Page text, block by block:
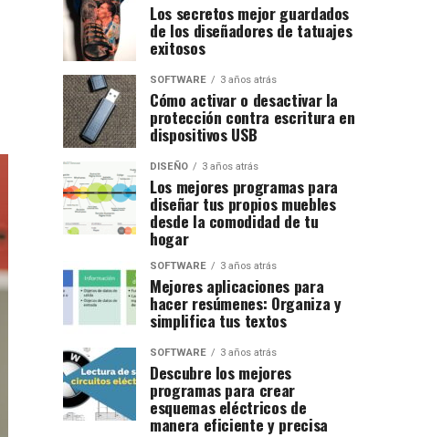
Los secretos mejor guardados
de los diseñadores de tatuajes
exitosos
SOFTWARE 3 años atrás
Cómo activar o desactivar la
protección contra escritura en
dispositivos USB
DISEÑO 3 años atrás
Los mejores programas para
diseñar tus propios muebles
desde la comodidad de tu
hogar
SOFTWARE 3 años atrás
Mejores aplicaciones para
hacer resúmenes: Organiza y
simplifica tus textos
SOFTWARE 3 años atrás
Descubre los mejores
programas para crear
esquemas eléctricos de
manera eficiente y precisa